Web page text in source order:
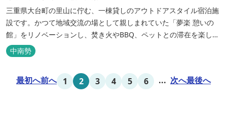
三重県大台町の里山に佇む、一棟貸しのアウトドアスタイル宿泊施
設です。かつて地域交流の場として親しまれていた「夢楽 憩いの
館」をリノベーションし、焚き火やBBQ、ペットとの滞在を楽しめ
る“キャンプ気分”の宿として生まれ変わりました。 【営業時間】 チ
ェックイン 15：00（早めのチェックインご希望は予約時に要相
中南勢
最初へ前へ 1 2 3 4 5 6 ... 次へ最後へ